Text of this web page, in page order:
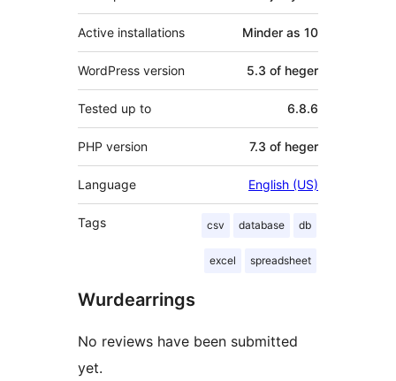
Active installations Minder as 10
WordPress version 5.3 of heger
Tested up to 6.8.6
PHP version 7.3 of heger
Language English (US)
Tags csv database db
excel spreadsheet
Wurdearrings
No reviews have been submitted
yet.